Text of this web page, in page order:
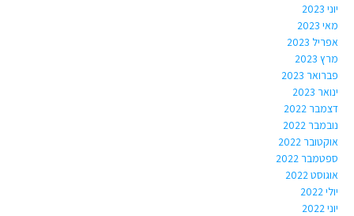
יוני 2023
מאי 2023
אפריל 2023
מרץ 2023
פברואר 2023
ינואר 2023
דצמבר 2022
נובמבר 2022
אוקטובר 2022
ספטמבר 2022
אוגוסט 2022
יולי 2022
יוני 2022